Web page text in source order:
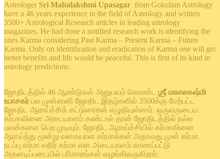
Astrologer Sri Mahalakshmi Upasagar from Gokulam Astrology
have a 46 years experience in the field of Astrology and written
3500+ Astrological Research articles in leading astrology
magazines. He had done a notified research work is identifying the
ones Karma considering Past Karma – Present Karma – Future
Karma. Only on identification and eradication of Karma one will get
better benefits and life would be peaceful. This is first of its kind in
astrology predictions.
ஜோதிடத்தில் 46 ஆண்டுகள் அனுபவம் கொண்ட ஶ்ரீ மகாலகஷ்மி
உபாசகர் பல முன்னனி ஜோதிட இதழ்களில் 3500க்கு மேற்பட்ட
ஜோதிட ஆராய்ச்சிக் கட்டுரைகள் எழுதியுள்ளார். ஒருவருடைய
கர்மாவினை அடையாளம் கண்டால் தான் ஜோதிடத்தில் நல்ல
பலன்களை பெற முடியும். ஜோதிட ஆராய்ச்சியில் கர்மாவினை
ஆராய்ந்து மூன்று வகையான கர்மாக்கள் அதாவது முன் கர்மா
நடப்பு கர்மா எதிர் கர்மா என அடையாளம் காணப்பட்டு
அதனடிப்படையில் பரிகாரங்கள் வழங்கிவருகிறார்.